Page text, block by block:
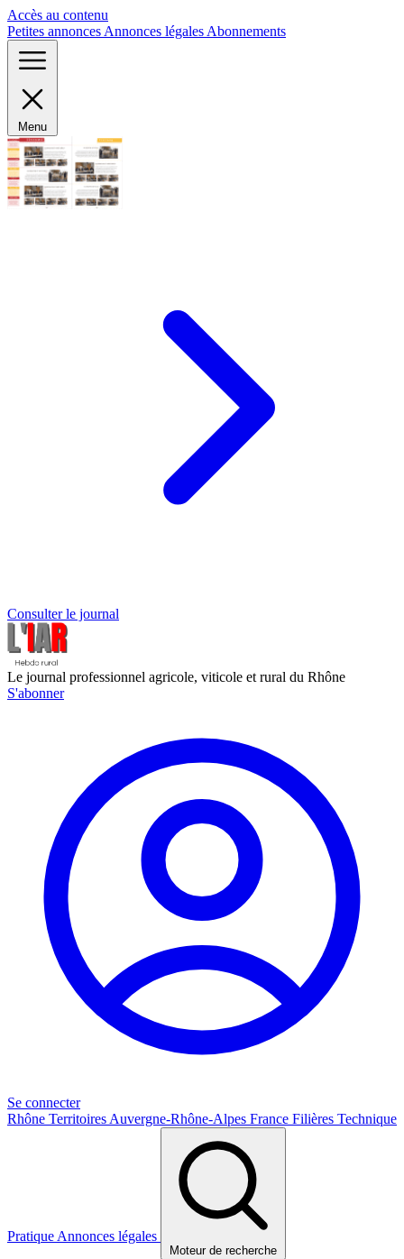
Accès au contenu
Petites annonces Annonces légales Abonnements
Menu
Consulter le journal
Le journal professionnel agricole, viticole et rural du Rhône
S'abonner
Se connecter
Rhône Territoires Auvergne-Rhône-Alpes France Filières Technique
Pratique Annonces légales
Moteur de recherche
Panneau de gestion des cookies